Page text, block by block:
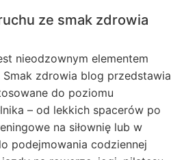
ze smak zdrowia
nieodzownym elementem
zdrowia blog przedstawia
do poziomu
– od lekkich spacerów po
na siłownię lub w
podejmowania codziennej